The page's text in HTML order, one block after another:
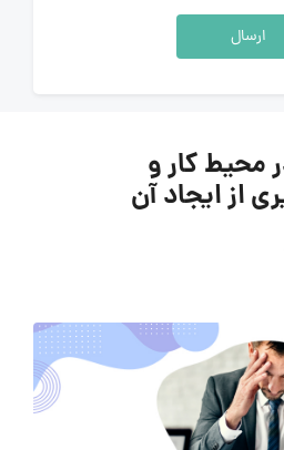
ارسال
محیط کار و
از ایجاد آن‌